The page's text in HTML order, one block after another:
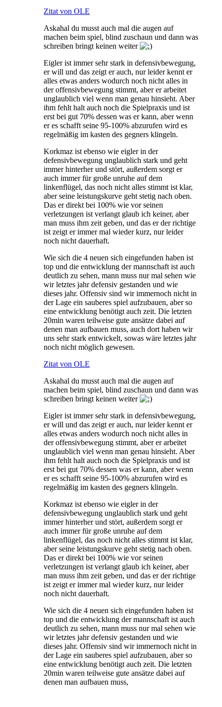
Zitat von OLE
Askahal du musst auch mal die augen auf
machen beim spiel, blind zuschaun und dann was
schreiben bringt keinen weiter
Eigler ist immer sehr stark in defensivbewegung,
er will und das zeigt er auch, nur leider kennt er
alles etwas anders wodurch noch nicht alles in
der offensivbewegung stimmt, aber er arbeitet
unglaublich viel wenn man genau hinsieht. Aber
ihm fehlt halt auch noch die Spielpraxis und ist
erst bei gut 70% dessen was er kann, aber wenn
er es schafft seine 95-100% abzurufen wird es
regelmäßig im kasten des gegners klingeln.
Korkmaz ist ebenso wie eigler in der
defensivbewegung unglaublich stark und geht
immer hinterher und stört, außerdem sorgt er
auch immer für große unruhe auf dem
linkenflügel, das noch nicht alles stimmt ist klar,
aber seine leistungskurve geht stetig nach oben.
Das er direkt bei 100% wie vor seinen
verletzungen ist verlangt glaub ich keiner, aber
man muss ihm zeit geben, und das er der richtige
ist zeigt er immer mal wieder kurz, nur leider
noch nicht dauerhaft.
Wie sich die 4 neuen sich eingefunden haben ist
top und die entwicklung der mannschaft ist auch
deutlich zu sehen, mann muss nur mal sehen wie
wir letztes jahr defensiv gestanden und wie
dieses jahr. Offensiv sind wir immernoch nicht in
der Lage ein sauberes spiel aufzubauen, aber so
eine entwicklung benötigt auch zeit. Die letzten
20min waren teilweise gute ansätze dabei auf
denen man aufbauen muss, auch dort haben wir
uns sehr stark entwickelt, sowas wäre letztes jahr
noch nicht möglich gewesen.
Zitat von OLE
Askahal du musst auch mal die augen auf
machen beim spiel, blind zuschaun und dann was
schreiben bringt keinen weiter
Eigler ist immer sehr stark in defensivbewegung,
er will und das zeigt er auch, nur leider kennt er
alles etwas anders wodurch noch nicht alles in
der offensivbewegung stimmt, aber er arbeitet
unglaublich viel wenn man genau hinsieht. Aber
ihm fehlt halt auch noch die Spielpraxis und ist
erst bei gut 70% dessen was er kann, aber wenn
er es schafft seine 95-100% abzurufen wird es
regelmäßig im kasten des gegners klingeln.
Korkmaz ist ebenso wie eigler in der
defensivbewegung unglaublich stark und geht
immer hinterher und stört, außerdem sorgt er
auch immer für große unruhe auf dem
linkenflügel, das noch nicht alles stimmt ist klar,
aber seine leistungskurve geht stetig nach oben.
Das er direkt bei 100% wie vor seinen
verletzungen ist verlangt glaub ich keiner, aber
man muss ihm zeit geben, und das er der richtige
ist zeigt er immer mal wieder kurz, nur leider
noch nicht dauerhaft.
Wie sich die 4 neuen sich eingefunden haben ist
top und die entwicklung der mannschaft ist auch
deutlich zu sehen, mann muss nur mal sehen wie
wir letztes jahr defensiv gestanden und wie
dieses jahr. Offensiv sind wir immernoch nicht in
der Lage ein sauberes spiel aufzubauen, aber so
eine entwicklung benötigt auch zeit. Die letzten
20min waren teilweise gute ansätze dabei auf
denen man aufbauen muss,